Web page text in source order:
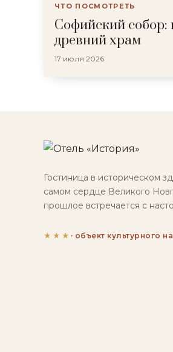
ЧТО ПОСМОТРЕТЬ
Софийский собор:
древний храм
17 июля 2026
Гостиница в историческом
самом сердце Великого
прошлое встречается с
★★★ · объект культурного